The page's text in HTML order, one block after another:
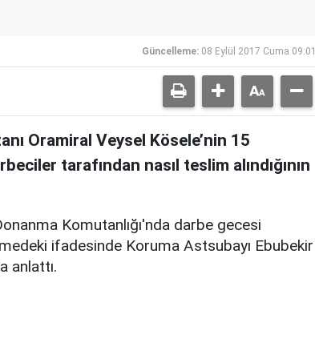
Güncelleme: 08 Eylül 2017 Cuma 09:01
Oramiral Veysel Kösele’nin 15
tarafından nasıl teslim alındığının
Komutanlığı'nda darbe gecesi
ifadesinde Koruma Astsubayı Ebubekir
anlattı.